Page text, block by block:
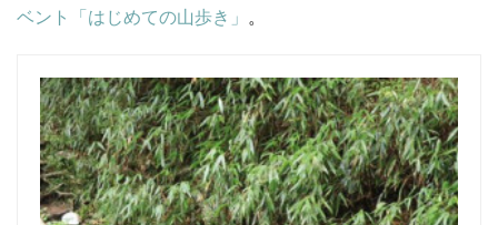
ベント「はじめての山歩き」 。